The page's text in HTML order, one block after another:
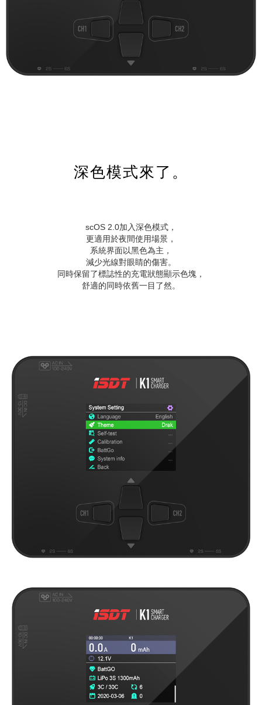
深色模式來了。
scOS 2.0加入深色模式，
更適用於夜間使用場景，
系統界面以黑色為主，
減少光線對眼睛的傷害。
同時保留了標誌性的充電狀態顯示色塊，
舒適的同時依舊一目了然。